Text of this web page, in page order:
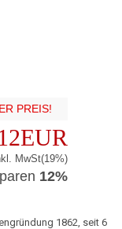
PREIS!
MwSt(19%)
12%
1862, seit 6